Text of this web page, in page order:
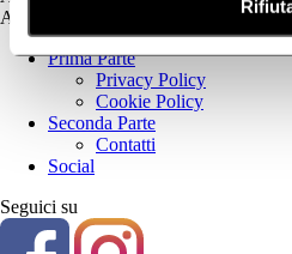
Assistenza
Prima Parte
Privacy Policy
Cookie Policy
Seconda Parte
Contatti
Social
Seguici su